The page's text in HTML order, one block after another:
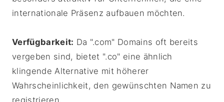
internationale Präsenz aufbauen möchten.
Verfügbarkeit: Da ".com" Domains oft bereits
vergeben sind, bietet ".co" eine ähnlich
klingende Alternative mit höherer
Wahrscheinlichkeit, den gewünschten Namen zu
registrieren.